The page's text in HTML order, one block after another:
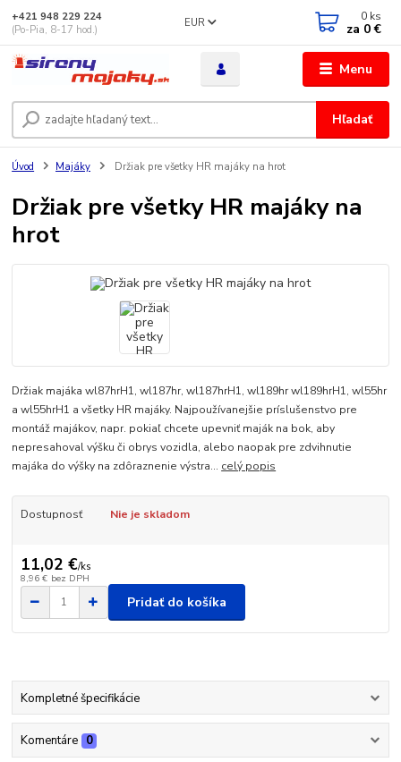
Menu
EUR
Hľadať
+421 948 229 224
(Po-Pia, 8-17 hod.)
0 ks
za 0 €
Úvod Majáky Držiak pre všetky HR majáky na hrot
Držiak pre všetky HR majáky na
hrot
Držiak majáka wl87hrH1, wl187hr, wl187hrH1, wl189hr wl189hrH1, wl55hr
a wl55hrH1 a všetky HR majáky. Najpoužívanejšie príslušenstvo pre
montáž majákov, napr. pokiaľ chcete upevniť maják na bok, aby
nepresahoval výšku či obrys vozidla, alebo naopak pre zdvihnutie
majáka do výšky na zdôraznenie výstra... celý popis
Dostupnosť Nie je skladom
11,02 €/ks
8,96 € bez DPH
Pridať do košíka
Kompletné špecifikácie
Komentáre 0